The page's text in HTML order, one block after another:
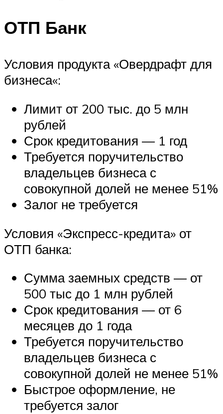
ОТП Банк
Условия продукта «Овердрафт для
бизнеса«:
Лимит от 200 тыс. до 5 млн
рублей
Срок кредитования — 1 год
Требуется поручительство
владельцев бизнеса с
совокупной долей не менее 51%
Залог не требуется
Условия «Экспресс-кредита» от
ОТП банка:
Сумма заемных средств — от
500 тыс до 1 млн рублей
Срок кредитования — от 6
месяцев до 1 года
Требуется поручительство
владельцев бизнеса с
совокупной долей не менее 51%
Быстрое оформление, не
требуется залог